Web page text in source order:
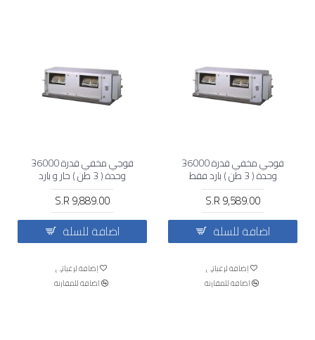
فوجي مخفي قدرة 36000
وحدة ( 3 طن ) بارد فقط
S.R 9,589.00
اضافة للسلة
إضافة لرغباتي
اضافة للمقارنة
فوجي مخفي قدرة 36000
وحدة ( 3 طن ) حار و بارد
S.R 9,889.00
اضافة للسلة
إضافة لرغباتي
اضافة للمقارنة